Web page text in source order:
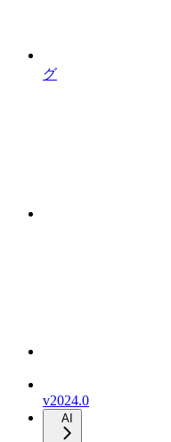
グ
v2024.0
AI